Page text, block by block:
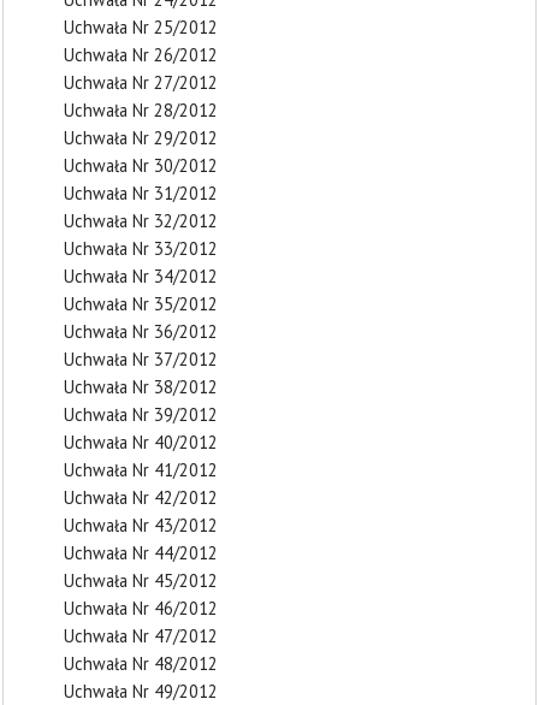
Uchwała Nr 25/2012
Uchwała Nr 26/2012
Uchwała Nr 27/2012
Uchwała Nr 28/2012
Uchwała Nr 29/2012
Uchwała Nr 30/2012
Uchwała Nr 31/2012
Uchwała Nr 32/2012
Uchwała Nr 33/2012
Uchwała Nr 34/2012
Uchwała Nr 35/2012
Uchwała Nr 36/2012
Uchwała Nr 37/2012
Uchwała Nr 38/2012
Uchwała Nr 39/2012
Uchwała Nr 40/2012
Uchwała Nr 41/2012
Uchwała Nr 42/2012
Uchwała Nr 43/2012
Uchwała Nr 44/2012
Uchwała Nr 45/2012
Uchwała Nr 46/2012
Uchwała Nr 47/2012
Uchwała Nr 48/2012
Uchwała Nr 49/2012